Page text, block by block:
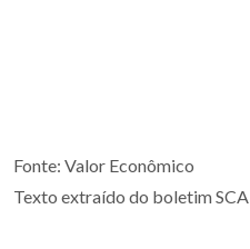
Fonte: Valor Econômico
Texto extraído do boletim SCA